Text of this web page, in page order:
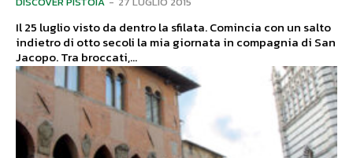
Il 25 luglio visto da dentro la sfilata. Comincia con un salto
indietro di otto secoli la mia giornata in compagnia di San
Jacopo. Tra broccati,...